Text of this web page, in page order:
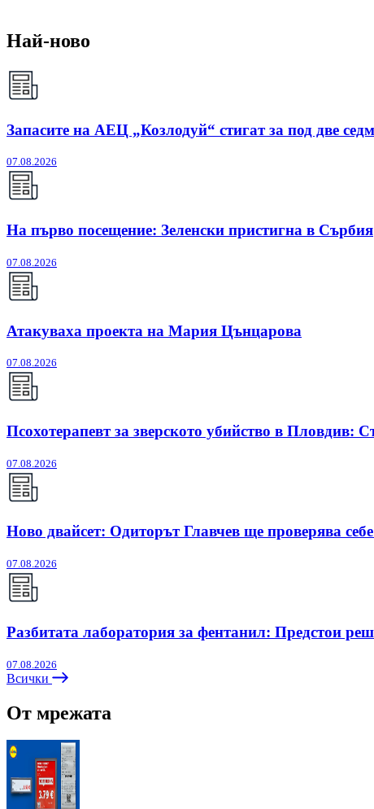
Най-ново
Запасите на АЕЦ „Козлодуй“ стигат за под две
07.08.2026
На първо посещение: Зеленски пристигна в Сърбия
07.08.2026
Атакуваха проекта на Мария Цънцарова
07.08.2026
Псохотерапевт за зверското убийство в Пловдив:
07.08.2026
Ново двайсет: Одиторът Главчев ще проверява
07.08.2026
Разбитата лаборатория за фентанил: Предстои
07.08.2026
Всички
От мрежата